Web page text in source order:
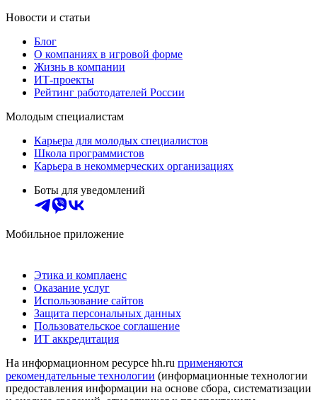
Новости и статьи
Блог
О компаниях в игровой форме
Жизнь в компании
ИТ-проекты
Рейтинг работодателей России
Молодым специалистам
Карьера для молодых специалистов
Школа программистов
Карьера в некоммерческих организациях
Боты для уведомлений
Мобильное приложение
Этика и комплаенс
Оказание услуг
Использование сайтов
Защита персональных данных
Пользовательское соглашение
ИТ аккредитация
На информационном ресурсе hh.ru применяются
рекомендательные технологии (информационные технологии
предоставления информации на основе сбора, систематизации